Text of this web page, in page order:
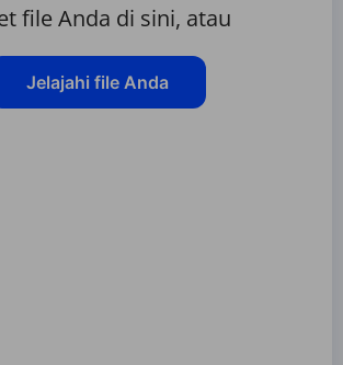
file Anda di sini, atau
Jelajahi file Anda